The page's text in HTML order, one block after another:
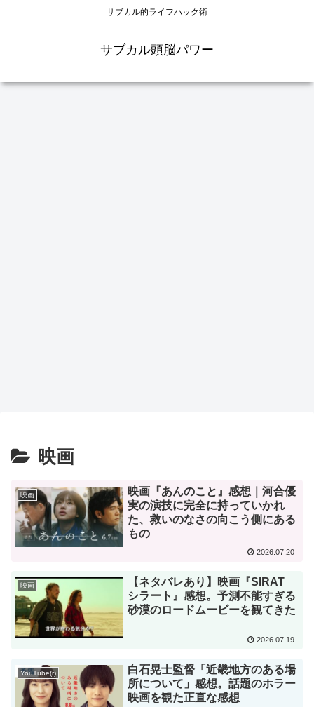
サブカル的ライフハック術
サブカル頭脳パワー
映画
映画
映画『あんのこと』感想｜河合優
実の演技に完全に持っていかれ
た、救いのなさの向こう側にある
もの
2026.07.20
映画
【ネタバレあり】映画『SIRAT
シラート』感想。予測不能すぎる
砂漠のロードムービーを観てきた
2026.07.19
YouTube(r)
白石晃士監督「近畿地方のある場
所について」感想。話題のホラー
映画を観た正直な感想